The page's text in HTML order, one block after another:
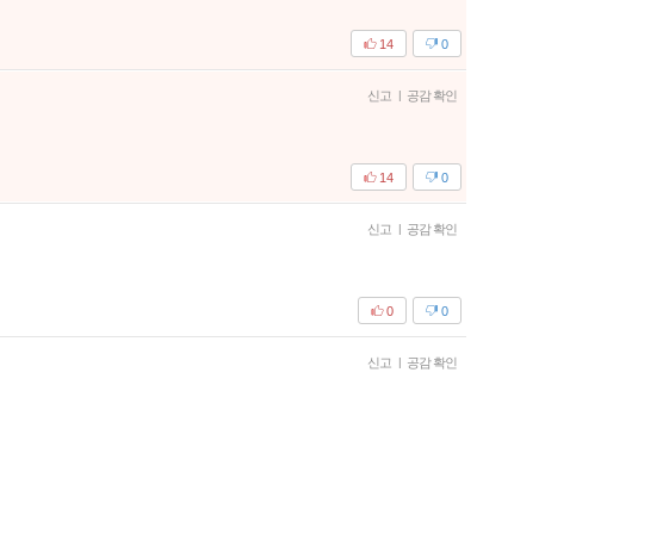
0
14
신고 | 공감 확인
0
14
신고 | 공감 확인
0
0
신고 | 공감 확인